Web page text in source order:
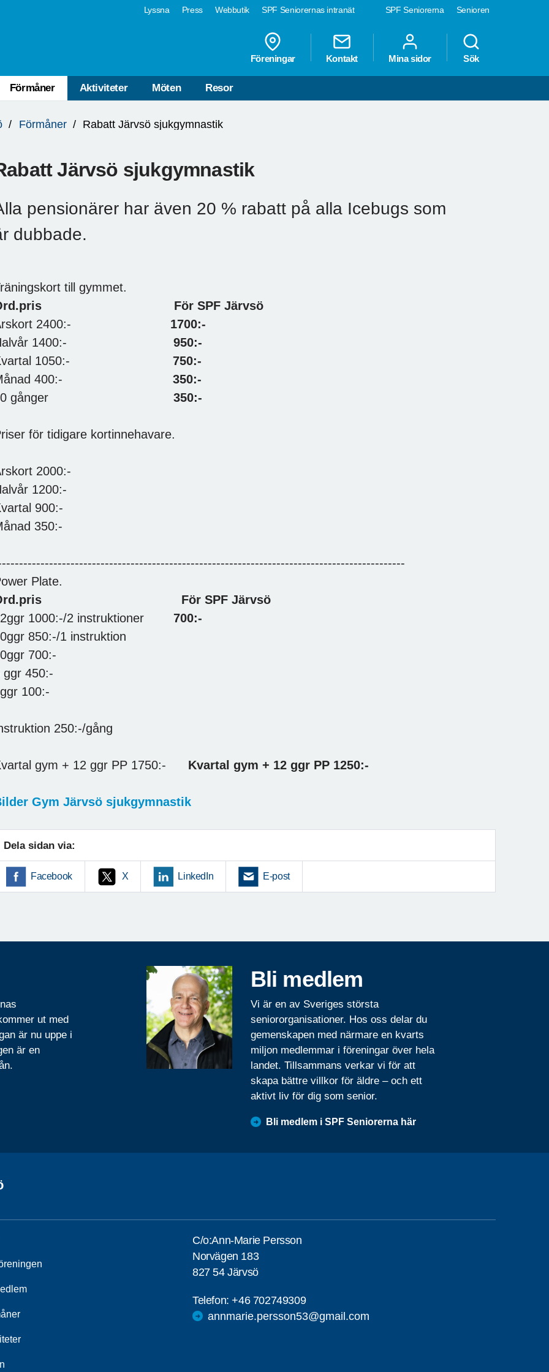
SPF Seniorerna Senioren
Lyssna Press Webbutik SPF Seniorernas intranät
Föreningar Kontakt Mina sidor Sök
Förmåner Aktiviteter Möten Resor
Förmåner Rabatt Järvsö sjukgymnastik
Järvsö sjukgymnastik
pensionärer har även 20 % rabatt på alla Icebugs som
dubbade.
till gymmet.
För SPF Järvsö
2400:- 1700:-
1400:- 950:-
1050:- 750:-
400:- 350:-
gånger
350:-
för tidigare kortinnehavare.
2000:-
1200:-
900:-
350:-
Plate.
För SPF Järvsö
1000:-/2 instruktioner 700:-
850:-/1 instruktion
700:-
ggr 450:-
100:-
250:-/gång
gym + 12 ggr PP 1750:- Kvartal gym + 12 ggr PP 1250:-
Gym Järvsö sjukgymnastik
Dela sidan via:
Facebook X LinkedIn E-post
ut med
är nu uppe i
är en
Bli medlem
Vi är en av Sveriges största
seniororganisationer. Hos oss delar du
gemenskapen med närmare en kvarts
miljon medlemmar i föreningar över hela
landet. Tillsammans verkar vi för att
skapa bättre villkor för äldre – och ett
aktivt liv för dig som senior.
Bli medlem i SPF Seniorerna här
C/o:Ann-Marie Persson
Norvägen 183
827 54 Järvsö
Telefon:+46 702749309
annmarie.persson53@gmail.com